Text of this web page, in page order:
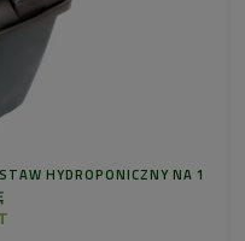
HYDROPONICZNY NA 1